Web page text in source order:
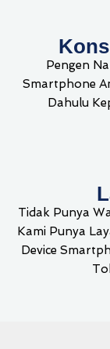
Pengen
Smartphone
Dahulu
Tidak Punya
Kami Punya
Device